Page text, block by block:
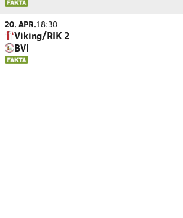
20. APR.18:30
Viking/RIK 2
BVI